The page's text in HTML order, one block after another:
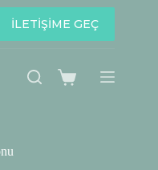
İLETİŞİME GEÇ
Shopping